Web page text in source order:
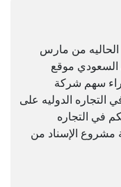
الحاليه من مارس
السعودي موقع
سهم شركة
التجاره الدوليه على
في التجاره
مشروع الإسناد من